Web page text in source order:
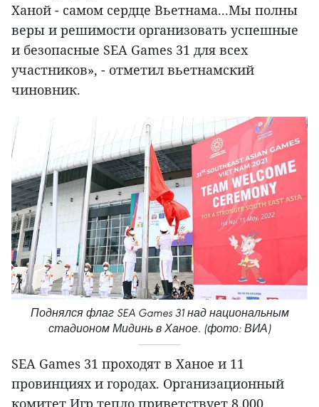
Ханой - самом сердце Вьетнама...Мы полны
веры и решимости организовать успешные
и безопасные SEA Games 31 для всех
участников», - отметил вьетнамский
чиновник.
Поднялся флаг SEA Games 31 над национальным
стадионом Мидинь в Ханое. (фото: ВИА)
SEA Games 31 проходят в Ханое и 11
провинциях и городах. Организационный
комитет Игр тепло приветствует 8.000